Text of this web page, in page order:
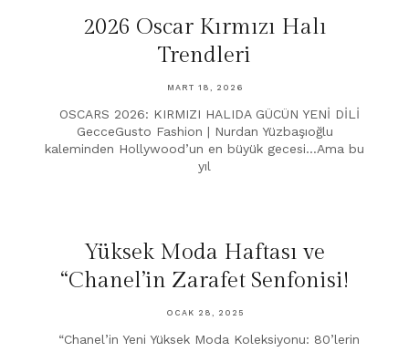
2026 Oscar Kırmızı Halı
Trendleri
MART 18, 2026
OSCARS 2026: KIRMIZI HALIDA GÜCÜN YENİ DİLİ
GecceGusto Fashion | Nurdan Yüzbaşıoğlu
kaleminden Hollywood’un en büyük gecesi…Ama bu
yıl
Yüksek Moda Haftası ve
“Chanel’in Zarafet Senfonisi!
OCAK 28, 2025
“Chanel’in Yeni Yüksek Moda Koleksiyonu: 80’lerin